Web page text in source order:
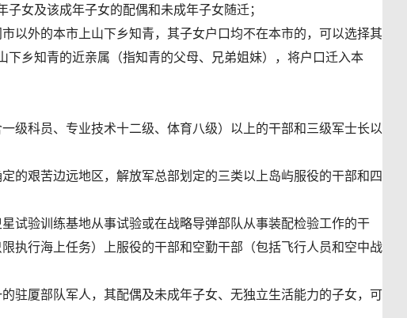
子女及该成年子女的配偶和未成年子女随迁；
外的本市上山下乡知青，其子女户口均不在本市的，可以选择其
下乡知青的近亲属（指知青的父母、兄弟姐妹），将户口迁入本
科员、专业技术十二级、体育八级）以上的干部和三级军士长以
艰苦边远地区，解放军总部划定的三类以上岛屿服役的干部和四
验训练基地从事试验或在战略导弹部队从事装配检验工作的干
执行海上任务）上服役的干部和空勤干部（包括飞行人员和空中战
厦部队军人，其配偶及未成年子女、无独立生活能力的子女，可